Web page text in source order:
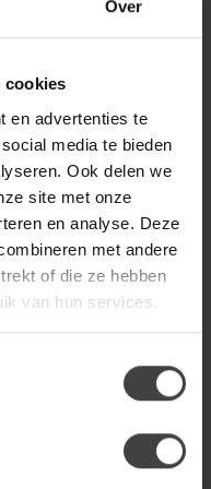
Over
cookies
en advertenties te
media te bieden
Ook delen we
site met onze
en analyse. Deze
met andere
of die ze hebben
van hun services.
€499,00
€699,00
€494,00
€399,00